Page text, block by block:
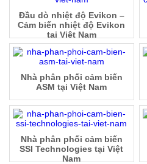
Đầu dò nhiệt độ Evikon –
Cảm biến nhiệt độ Evikon
tại Việt Nam
Nhà phân phối cảm biến
ASM tại Việt Nam
Nhà phân phối cảm biến
SSI Technologies tại Việt
Nam